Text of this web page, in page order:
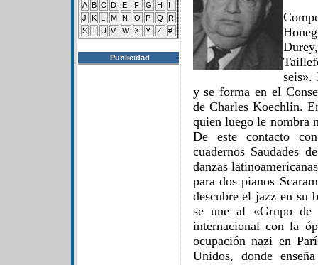
A B C D E F G H
I
J
K L M N O P Q
R
S T U V W X Y Z #
Publicidad
seis».
y se forma en el
de Charles Koechlin.
quien luego le nombra
De este contacto
cuadernos Saudades
danzas
para dos pianos
descubre el jazz en su
se une al «Grupo de
internacional con la
ocupación nazi en
Unidos, donde